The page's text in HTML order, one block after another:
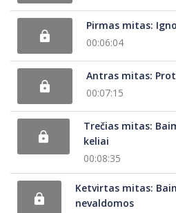
Pirmas mitas:
00:06:04
Antras mitas:
00:07:15
Trečias mitas:
keliai
00:08:35
Ketvirtas mitas:
nevaldomos